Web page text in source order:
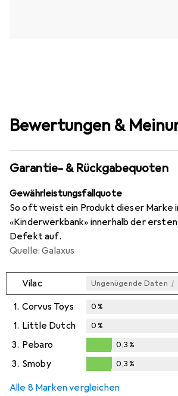
Bewertungen &
Garantie- & Rückgabequoten
Gewährleistungsfallquote
So oft weist ein Produkt dieser Marke
«Kinderwerkbank» innerhalb der
Defekt auf.
Quelle: Galaxus
Vilac Ungenügende Daten i
1. Corvus Toys 0%
1. Little Dutch 0%
3. Pebaro
0,3%
0,3%
3. Smoby 0,3%
Alle 8 Marken vergleichen